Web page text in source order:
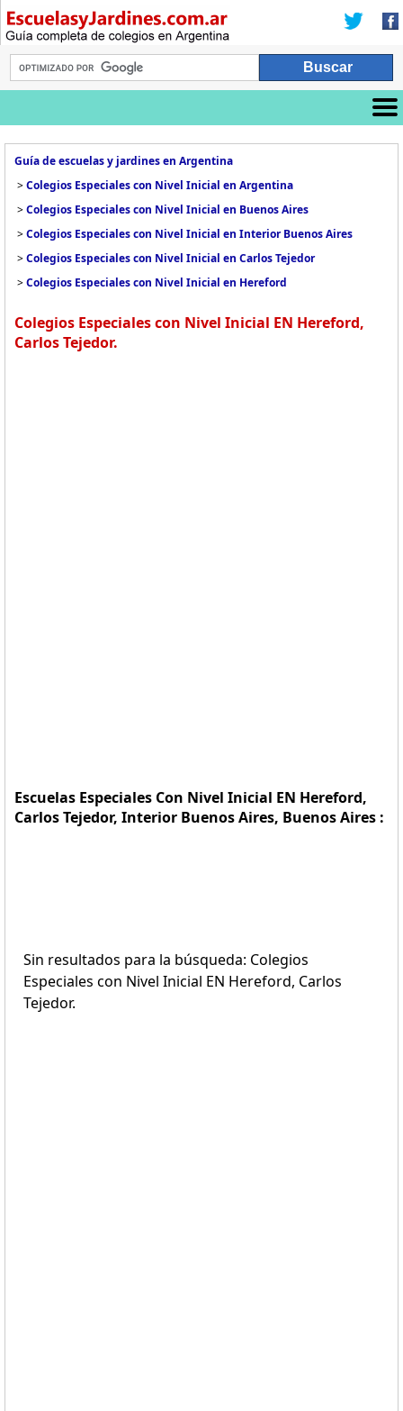
Guía de escuelas y jardines en Argentina
>Colegios Especiales con Nivel Inicial en Argentina
>Colegios Especiales con Nivel Inicial en Buenos Aires
>Colegios Especiales con Nivel Inicial en Interior Buenos Aires
>Colegios Especiales con Nivel Inicial en Carlos Tejedor
>Colegios Especiales con Nivel Inicial en Hereford
Colegios Especiales con Nivel Inicial EN Hereford,
Carlos Tejedor.
Escuelas Especiales Con Nivel Inicial EN Hereford,
Carlos Tejedor, Interior Buenos Aires, Buenos Aires :
Sin resultados para la búsqueda: Colegios
Especiales con Nivel Inicial EN Hereford, Carlos
Tejedor.